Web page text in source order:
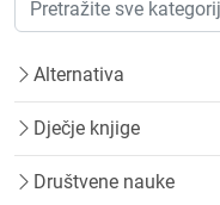
Alternativa
Dječje knjige
Društvene nauke